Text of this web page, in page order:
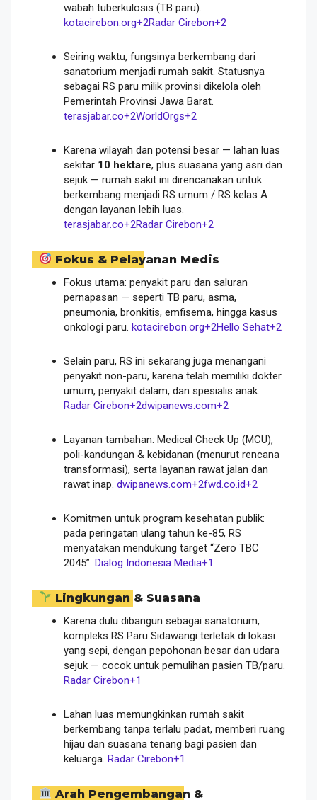
wabah tuberkulosis (TB paru).
kotacirebon.org+2Radar Cirebon+2
Seiring waktu, fungsinya berkembang dari
sanatorium menjadi rumah sakit. Statusnya
sebagai RS paru milik provinsi dikelola oleh
Pemerintah Provinsi Jawa Barat.
terasjabar.co+2WorldOrgs+2
Karena wilayah dan potensi besar — lahan luas
sekitar 10 hektare, plus suasana yang asri dan
sejuk — rumah sakit ini direncanakan untuk
berkembang menjadi RS umum / RS kelas A
dengan layanan lebih luas.
terasjabar.co+2Radar Cirebon+2
Fokus & Pelayanan Medis
Fokus utama: penyakit paru dan saluran
pernapasan — seperti TB paru, asma,
pneumonia, bronkitis, emfisema, hingga kasus
onkologi paru. kotacirebon.org+2Hello Sehat+2
Selain paru, RS ini sekarang juga menangani
penyakit non-paru, karena telah memiliki dokter
umum, penyakit dalam, dan spesialis anak.
Radar Cirebon+2dwipanews.com+2
Layanan tambahan: Medical Check Up (MCU),
poli-kandungan & kebidanan (menurut rencana
transformasi), serta layanan rawat jalan dan
rawat inap. dwipanews.com+2fwd.co.id+2
Komitmen untuk program kesehatan publik:
pada peringatan ulang tahun ke-85, RS
menyatakan mendukung target “Zero TBC
2045”. Dialog Indonesia Media+1
Lingkungan & Suasana
Karena dulu dibangun sebagai sanatorium,
kompleks RS Paru Sidawangi terletak di lokasi
yang sepi, dengan pepohonan besar dan udara
sejuk — cocok untuk pemulihan pasien TB/paru.
Radar Cirebon+1
Lahan luas memungkinkan rumah sakit
berkembang tanpa terlalu padat, memberi ruang
hijau dan suasana tenang bagi pasien dan
keluarga. Radar Cirebon+1
Arah Pengembangan &